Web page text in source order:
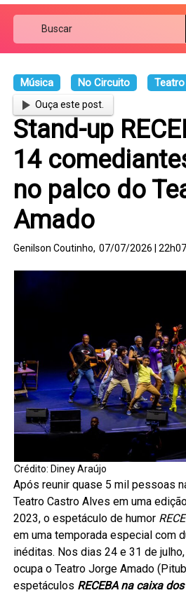
Música No Circuito Teatro
Ouça este post.
Stand-up
14
no palco do
Amado
Genilson Coutinho, 07/07/2026 | 22h07
Crédito: Diney Araújo
Após reunir quase 5 mil pessoas
Teatro Castro Alves em uma
2023, o espetáculo de humor
em uma temporada especial com
inéditas. Nos dias 24 e 31 de
ocupa o Teatro Jorge Amado
espetáculos RECEBA na caixa